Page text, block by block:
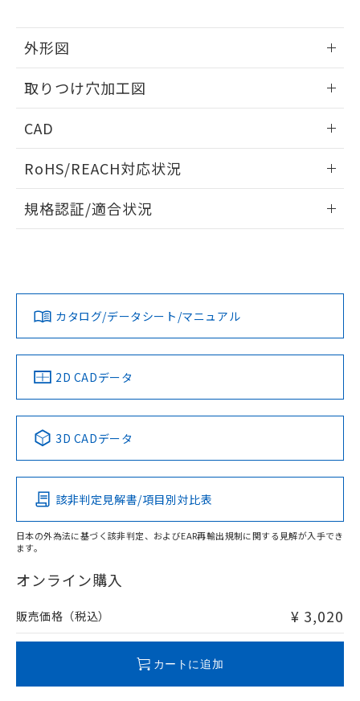
外形図
取りつけ穴加工図
CAD
ドすることができます。
ログイン/会員登録
ダウンロードデータをご利用いただく前に、以下を必ずお読
みください。
ソフトウェアの使用条件
RoHS/REACH対応状況
EU RoHS 注意事項・凡例
対応済み
中国 RoHS 注意事項・凡例
Pb Hg Cd Cr(VI)
O
在庫等で未対応品が混在する可能性があります。
問い合わせください。
規格認証/適合状況
カタログ/データシート/マニュアル
2D CADデータ
3D CADデータ
該非判定見解書/項目別対比表
日本の外為法に基づく該非判定、およびEAR再輸出規制に関する見解が入手でき
ます。
オンライン購入
販売価格（税込） ¥ 3,020
カートに追加
既に当社にて対応品への在庫切替を完了
していることから、特段のことがない限